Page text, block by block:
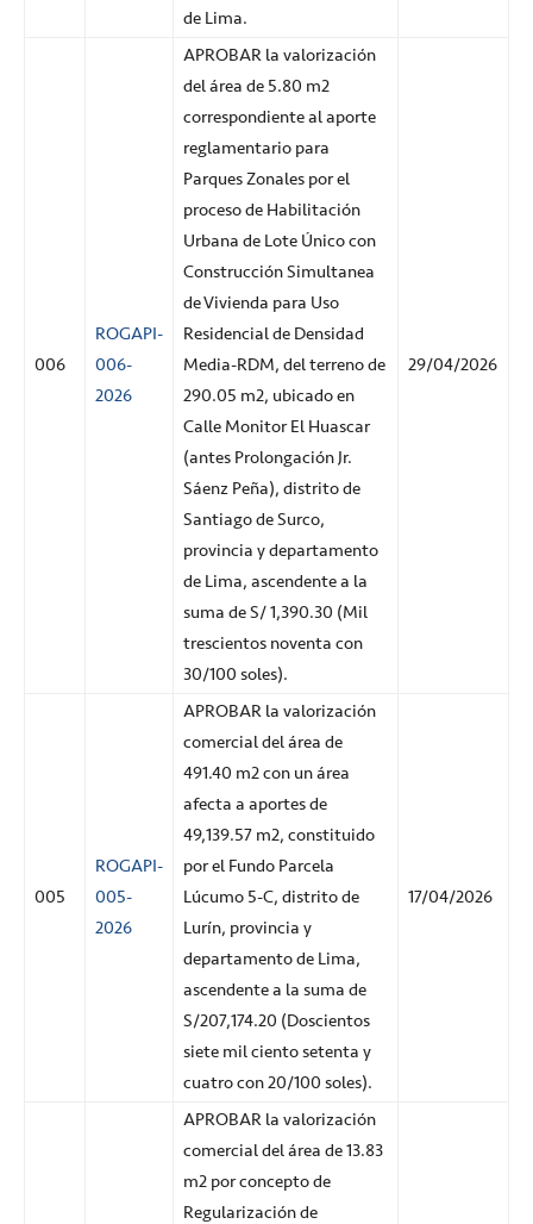
de Lima.
006
ROGAPI-
006-
2026
APROBAR la valorización
del área de 5.80 m2
correspondiente al aporte
reglamentario para
Parques Zonales por el
proceso de Habilitación
Urbana de Lote Único con
Construcción Simultanea
de Vivienda para Uso
Residencial de Densidad
Media-RDM, del terreno de
290.05 m2, ubicado en
Calle Monitor El Huascar
(antes Prolongación Jr.
Sáenz Peña), distrito de
Santiago de Surco,
provincia y departamento
de Lima, ascendente a la
suma de S/ 1,390.30 (Mil
trescientos noventa con
30/100 soles).
29/04/2026
005
ROGAPI-
005-
2026
APROBAR la valorización
comercial del área de
491.40 m2 con un área
afecta a aportes de
49,139.57 m2, constituido
por el Fundo Parcela
Lúcumo 5-C, distrito de
Lurín, provincia y
departamento de Lima,
ascendente a la suma de
S/207,174.20 (Doscientos
siete mil ciento setenta y
cuatro con 20/100 soles).
17/04/2026
APROBAR la valorización
comercial del área de 13.83
m2 por concepto de
Regularización de